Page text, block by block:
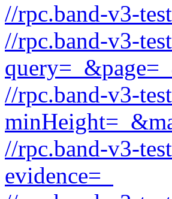
//rpc.band-v3-
//rpc.band-v3-
//rpc.band-v3-
//rpc.band-v3-
evidence=_